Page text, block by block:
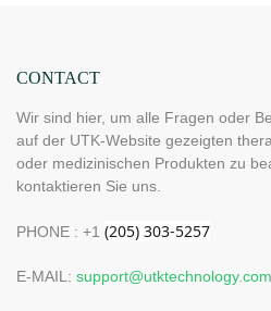
CONTACT
Wir sind hier, um alle Fragen oder
auf der UTK-Website gezeigten
oder medizinischen Produkten zu
kontaktieren Sie uns.
PHONE : +1
E-MAIL: support@utktechnology.com